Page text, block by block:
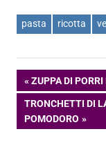
pasta ricotta
articoli
ARTICOLO
PRECEDENTE:
ZUPPA DI PORRI
ARTICOLO
SUCCESSIVO:
TRONCHETTI DI
POMODORO